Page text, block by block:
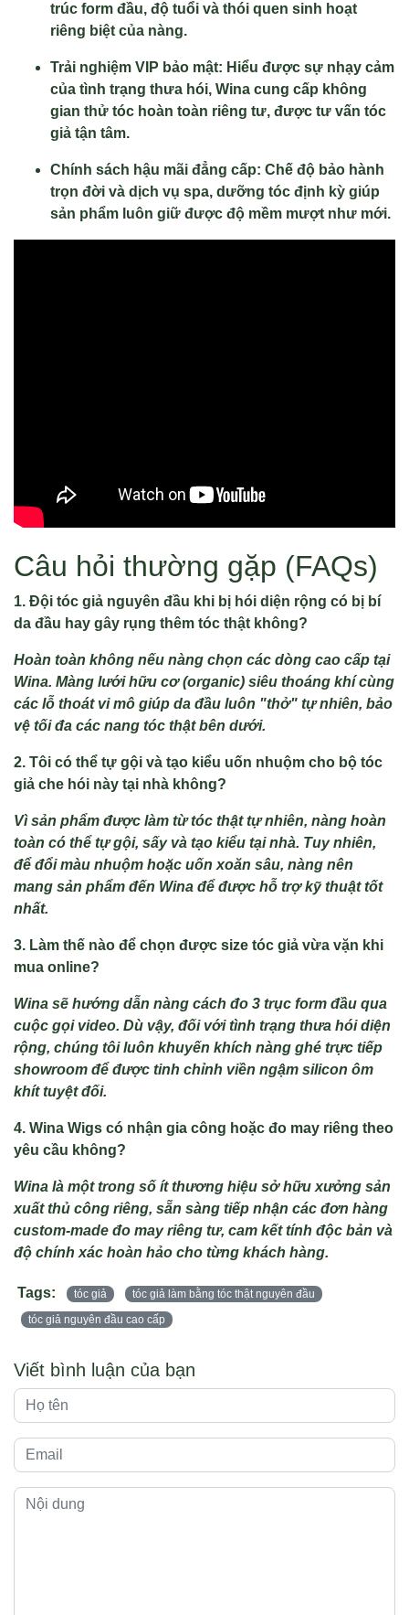
trúc form đầu, độ tuổi và thói quen sinh hoạt
riêng biệt của nàng.
Trải nghiệm VIP bảo mật: Hiểu được sự nhạy cảm
của tình trạng thưa hói, Wina cung cấp không
gian thử tóc hoàn toàn riêng tư, được tư vấn tóc
giả tận tâm.
Chính sách hậu mãi đẳng cấp: Chế độ bảo hành
trọn đời và dịch vụ spa, dưỡng tóc định kỳ giúp
sản phẩm luôn giữ được độ mềm mượt như mới.
Câu hỏi thường gặp (FAQs)
1. Đội tóc giả nguyên đầu khi bị hói diện rộng có bị bí
da đầu hay gây rụng thêm tóc thật không?
Hoàn toàn không nếu nàng chọn các dòng cao cấp tại
Wina. Màng lưới hữu cơ (organic) siêu thoáng khí cùng
các lỗ thoát vi mô giúp da đầu luôn "thở" tự nhiên, bảo
vệ tối đa các nang tóc thật bên dưới.
2. Tôi có thể tự gội và tạo kiểu uốn nhuộm cho bộ tóc
giả che hói này tại nhà không?
Vì sản phẩm được làm từ tóc thật tự nhiên, nàng hoàn
toàn có thể tự gội, sấy và tạo kiểu tại nhà. Tuy nhiên,
để đổi màu nhuộm hoặc uốn xoăn sâu, nàng nên
mang sản phẩm đến Wina để được hỗ trợ kỹ thuật tốt
nhất.
3. Làm thế nào để chọn được size tóc giả vừa vặn khi
mua online?
Wina sẽ hướng dẫn nàng cách đo 3 trục form đầu qua
cuộc gọi video. Dù vậy, đối với tình trạng thưa hói diện
rộng, chúng tôi luôn khuyến khích nàng ghé trực tiếp
showroom để được tinh chỉnh viền ngậm silicon ôm
khít tuyệt đối.
4. Wina Wigs có nhận gia công hoặc đo may riêng theo
yêu cầu không?
Wina là một trong số ít thương hiệu sở hữu xưởng sản
xuất thủ công riêng, sẵn sàng tiếp nhận các đơn hàng
custom-made đo may riêng tư, cam kết tính độc bản và
độ chính xác hoàn hảo cho từng khách hàng.
Tags: tóc giả
tóc giả làm bằng tóc thật nguyên đầu
tóc giả nguyên đầu cao cấp
Viết bình luận của bạn